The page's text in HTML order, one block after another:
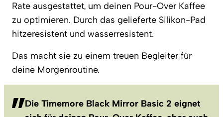
Rate ausgestattet, um deinen Pour-Over Kaffee
zu optimieren. Durch das gelieferte Silikon-Pad
hitzeresistent und wasserresistent.
Das macht sie zu einem treuen Begleiter für
deine Morgenroutine.
Die Timemore Black Mirror Basic 2 eignet